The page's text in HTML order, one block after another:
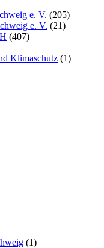
e. V. (205)
e. V. (21)
(407)
Klimaschutz (1)
(1)